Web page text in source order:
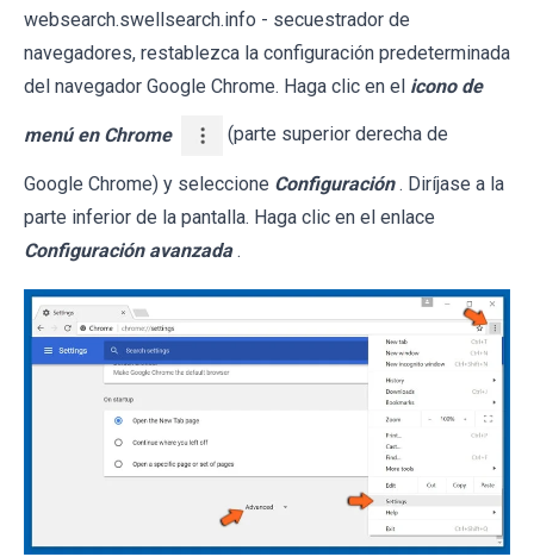
websearch.swellsearch.info - secuestrador de
navegadores, restablezca la configuración predeterminada
del navegador Google Chrome. Haga clic en el icono de
menú en Chrome (parte superior derecha de
Google Chrome) y seleccione Configuración . Diríjase a la
parte inferior de la pantalla. Haga clic en el enlace
Configuración avanzada .